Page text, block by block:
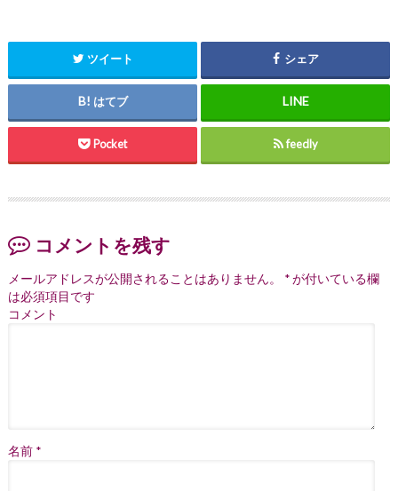
ツイート シェア
はてブ
Pocket feedly
コメントを残す
メールアドレスが公開されることはありません。 *が付いている欄
は必須項目です
コメント
名前 *